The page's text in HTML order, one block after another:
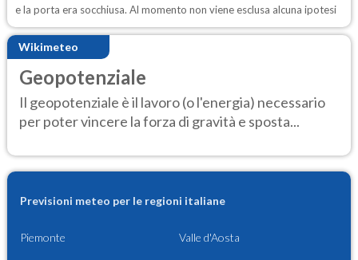
e la porta era socchiusa. Al momento non viene esclusa alcuna ipotesi
Wikimeteo
Geopotenziale
Il geopotenziale è il lavoro (o l'energia) necessario
per poter vincere la forza di gravità e sposta...
Previsioni meteo per le regioni italiane
Piemonte Valle d'Aosta